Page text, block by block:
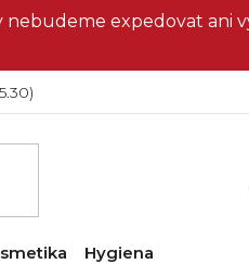
nebudeme expedovat ani
Hygiena